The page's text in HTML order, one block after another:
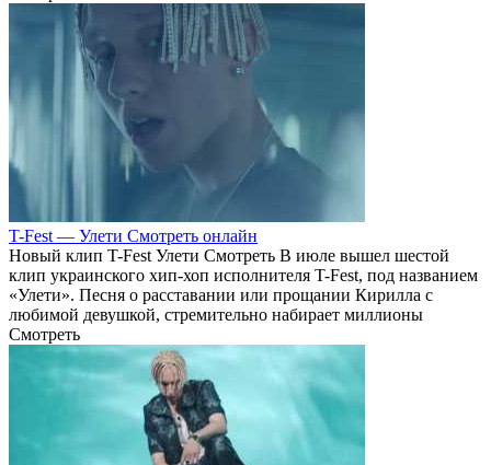
T-Fest — Улети Смотреть онлайн
Новый клип T-Fest Улети Смотреть В июле вышел шестой
клип украинского хип-хоп исполнителя T-Fest, под названием
«Улети». Песня о расставании или прощании Кирилла с
любимой девушкой, стремительно набирает миллионы
Смотреть